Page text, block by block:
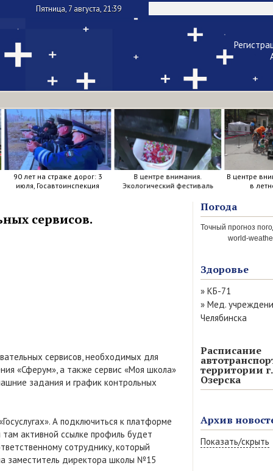
Пятница, 7 августа, 21:39
Чужой
Напомнить
90 лет на страже дорог: 3
июля, Госавтоинспекция
В центре внимания.
Экологический фестиваль
В центре
в
сервисов.
сервисов, необходимых для
«Сферум», а также сервис «Моя школа»
задания и график контрольных
А подключиться к платформе
активной ссылке профиль будет
сотруднику, который
заместитель директора школы №15
Погода
world-
Здоровье
» КБ-71
» Мед.
Челябинска
Расписание
территории г.
Озерска
Архив
Показать/скрыть